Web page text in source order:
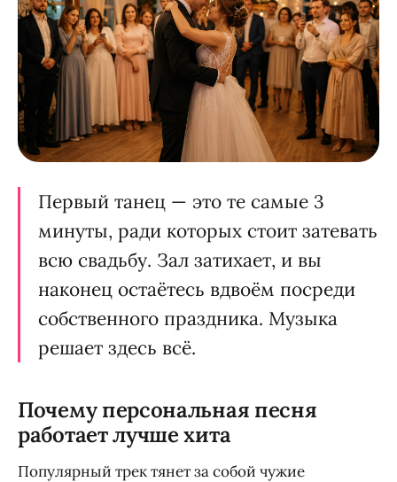
Первый танец — это те самые 3
минуты, ради которых стоит затевать
всю свадьбу. Зал затихает, и вы
наконец остаётесь вдвоём посреди
собственного праздника. Музыка
решает здесь всё.
Почему персональная песня
работает лучше хита
Популярный трек тянет за собой чужие